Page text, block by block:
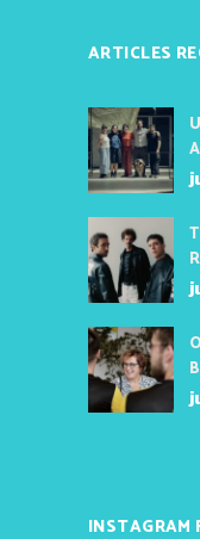
ARTICLES
INSTAGRAM